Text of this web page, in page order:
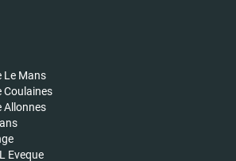
Le Mans
Coulaines
Allonnes
Eveque